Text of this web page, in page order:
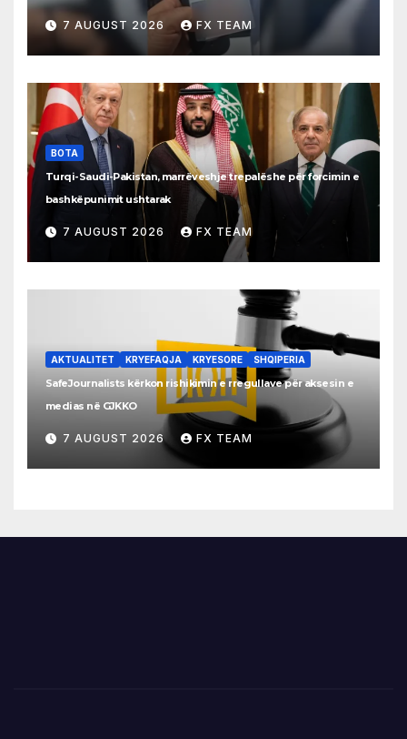
7 AUGUST 2026 FX TEAM
BOTA
Turqi-Saudi-Pakistan, marrëveshje trepalëshe për forcimin e
bashkëpunimit ushtarak
7 AUGUST 2026 FX TEAM
AKTUALITET KRYEFAQJA KRYESORE SHQIPERIA
SafeJournalists kërkon rishikimin e rregullave për aksesin e
medias në GJKKO
7 AUGUST 2026 FX TEAM